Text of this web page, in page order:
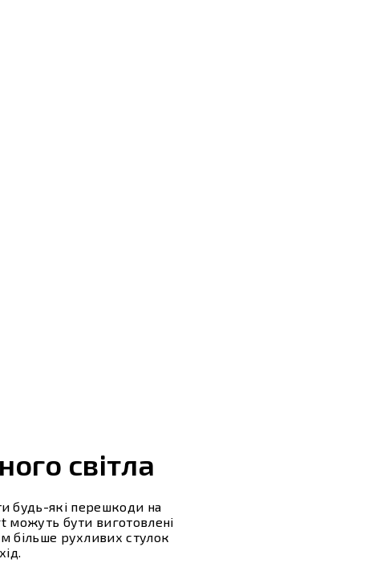
світла
будь-які перешкоди на
можуть бути виготовлені
більше рухливих стулок